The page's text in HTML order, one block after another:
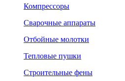
Компрессоры
Сварочные аппараты
Отбойные молотки
Тепловые пушки
Строительные фены